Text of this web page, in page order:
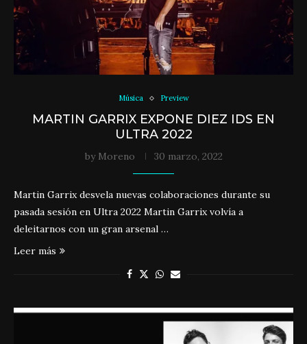
Música Preview
MARTIN GARRIX EXPONE DIEZ IDS EN
ULTRA 2022
by Moreno 30 marzo, 2022
Martin Garrix desvela nuevas colaboraciones durante su
pasada sesión en Ultra 2022 Martin Garrix volvía a
deleitarnos con un gran arsenal …
Leer más